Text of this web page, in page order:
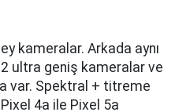
kameralar. Arkada aynı
ultra geniş kameralar ve
var. Spektral + titreme
4a ile Pixel 5a